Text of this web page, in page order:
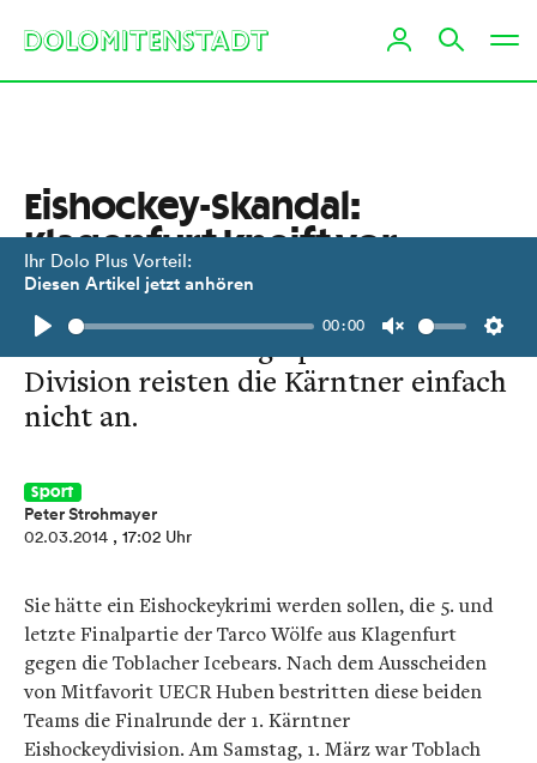
Ihr Dolo Plus Vorteil:
Diesen Artikel jetzt anhören
Play
00:00
Unmute
Eishockey-Skandal:
Klagenfurt kneift vor
Toblach
Zum Entscheidungsspiel der 1.
Division reisten die Kärntner einfach
nicht an.
Sport
Peter Strohmayer
02.03.2014 , 17:02 Uhr
Sie hätte ein Eishockeykrimi werden sollen, die 5. und
letzte Finalpartie der Tarco Wölfe aus Klagenfurt
gegen die Toblacher Icebears. Nach dem Ausscheiden
von Mitfavorit UECR Huben bestritten diese beiden
Teams die Finalrunde der 1. Kärntner
Eishockeydivision. Am Samstag, 1. März war Toblach